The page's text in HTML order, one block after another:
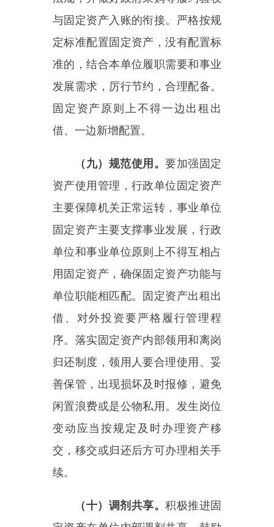
闲置浪费或是公物私用。发生岗位
续。
（十）调剂共享。积极推进固
剂和共享共用，提升固定资产使用
效益。高校、科研等事业单位要将
器国家网络管理平台，将仪器开放
共享情况作为新增资产配置的重要
参考因素，推动开放共享和高效利
用。
（十一）规范处置。明确固定
资产内部处置程序，严格按规定权
限履行报批程序，及时处置固定资
产。对长期积压的待处置资产，
按“三重一大”事项履行集体决策程
序，在规定权限内予以处置，切实
解决“销账难”的问题。固定资产处
规进行资产评估，数量较多或者价
值较高的，通过进场交易、拍卖等